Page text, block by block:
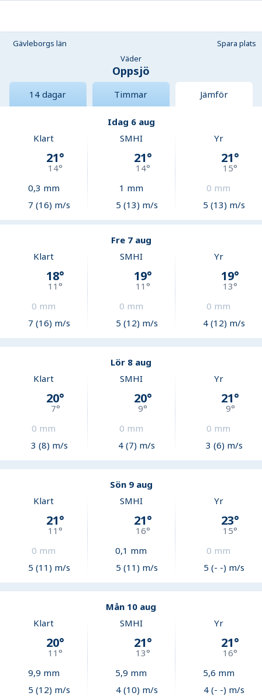
Gävleborgs län
Spara plats
Väder
Oppsjö
14 dagar Timmar Jämför
Idag 6 aug
Klart
21°
14°
0,3 mm
7 (16) m/s
SMHI
21°
14°
1 mm
5 (13) m/s
Yr
21°
15°
0 mm
5 (13) m/s
Fre 7 aug
Klart
18°
11°
0 mm
7 (16) m/s
SMHI
19°
11 °
0 mm
5 (12) m/s
Yr
19°
13°
0 mm
4 (12) m/s
Lör 8 aug
Klart
20°
7°
0 mm
3 (8) m/s
SMHI
20°
9°
0 mm
4 (7) m/s
Yr
21°
9°
0 mm
3 (6) m/s
Sön 9 aug
Klart
21°
11°
0 mm
5 (11) m/s
SMHI
21°
16°
0,1 mm
5 (11) m/s
Yr
23°
15°
0 mm
5 (- -) m/s
Mån 10 aug
Klart
20°
11°
9,9 mm
5 (12) m/s
SMHI
21°
13°
5,9 mm
4 (10) m/s
Yr
21°
16°
5,6 mm
4 (- -) m/s